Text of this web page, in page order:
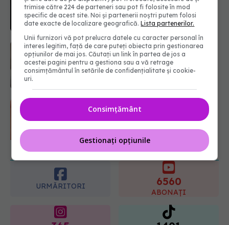
07.08.2026, 15:14
Ți-ai mărit buzele? Cele 4 greșeli
care pot strica rezultatul după
injectarea cu acid hialuronic
07.08.2026, 13:54
indica riscul pentru 8 boli majore
07.08.2026, 18:34
URMĂREȘTE-NE ȘI PE:
6560
365
URMĂRITORI
1401
URMĂRITORI
trimise către 224 de parteneri sau pot fi folosite în mod
specific de acest site. Noi și partenerii noștri putem folosi
date exacte de localizare geografică.Lista partenerilor.
Unii furnizori vă pot prelucra datele cu caracter personal în
interes legitim, față de care puteți obiecta prin gestionarea
opțiunilor de mai jos. Căutați un link în partea de jos a
acestei pagini pentru a gestiona sau a vă retrage
consimțământul în setările de confidențialitate și cookie-
uri.
Consimțământ
Gestionați opțiunile